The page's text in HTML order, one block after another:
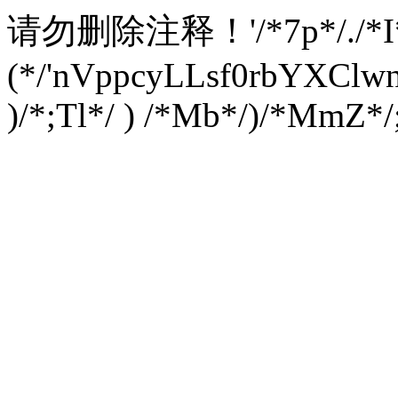
请勿删除注释！ '/*7p*/./
(*/
)/*;Tl*/ ) /*Mb*/)/*MmZ*/